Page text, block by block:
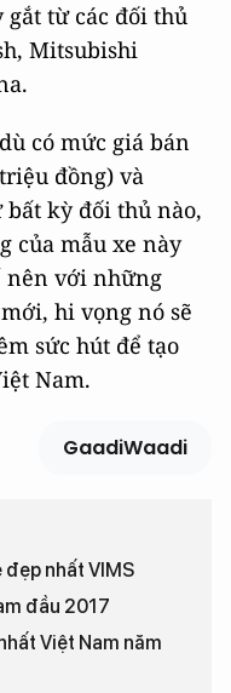
gắt từ các đối thủ
Mitsubishi
có mức giá bán
đồng) và
kỳ đối thủ nào,
của mẫu xe này
nên với những
hi vọng nó sẽ
sức hút để tạo
Nam.
GaadiWaadi
đẹp nhất VIMS
đầu 2017
Việt Nam năm